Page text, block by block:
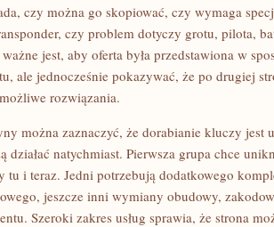
czy można go skopiować, czy wymaga
czy problem dotyczy grotu, pilota,
jest, aby oferta była przedstawiona w
ale jednocześnie pokazywać, że po drugiej
rozwiązania.
można zaznaczyć, że dorabianie kluczy jest
działać natychmiast. Pierwsza grupa chce
tu i teraz. Jedni potrzebują dodatkowego
jeszcze inni wymiany obudowy,
Szeroki zakres usług sprawia, że strona